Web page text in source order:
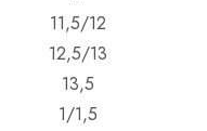
11,5/12
12,5/13
13,5
1/1,5